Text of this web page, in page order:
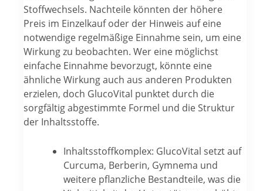
Stoffwechsels. Nachteile könnten der höhere
Preis im Einzelkauf oder der Hinweis auf eine
notwendige regelmäßige Einnahme sein, um eine
Wirkung zu beobachten. Wer eine möglichst
einfache Einnahme bevorzugt, könnte eine
ähnliche Wirkung auch aus anderen Produkten
erzielen, doch GlucoVital punktet durch die
sorgfältig abgestimmte Formel und die Struktur
der Inhaltsstoffe.
Inhaltsstoffkomplex: GlucoVital setzt auf
Curcuma, Berberin, Gymnema und
weitere pflanzliche Bestandteile, was die